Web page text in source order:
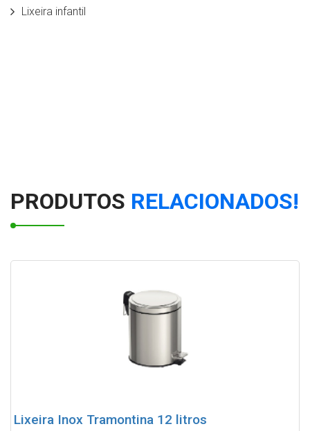
Lixeira infantil
PRODUTOS RELACIONADOS!
Lixeira Inox Tramontina 12 litros